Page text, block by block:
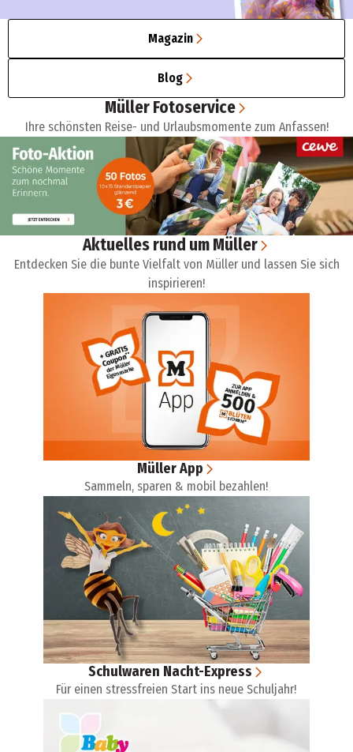
Magazin
Blog
Müller Fotoservice
Ihre schönsten Reise- und Urlaubsmomente zum Anfassen!
Aktuelles rund um Müller
Entdecken Sie die bunte Vielfalt von Müller und lassen Sie sich
inspirieren!
Müller App
Sammeln, sparen & mobil bezahlen!
Schulwaren Nacht-Express
Für einen stressfreien Start ins neue Schuljahr!